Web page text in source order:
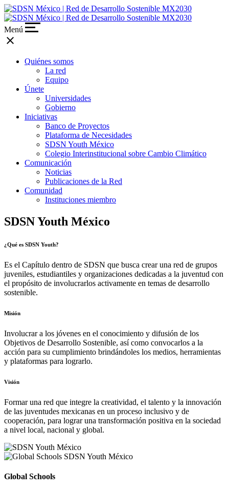
Menú
close
Quiénes somos
La red
Equipo
Únete
Universidades
Gobierno
Iniciativas
Banco de Proyectos
Plataforma de Necesidades
SDSN Youth México
Colegio Interinstitucional sobre Cambio Climático
Comunicación
Noticias
Publicaciones de la Red
Comunidad
Instituciones miembro
SDSN Youth México
¿Qué es SDSN Youth?
Es el Capítulo dentro de SDSN que busca crear una red de grupos
juveniles, estudiantiles y organizaciones dedicadas a la juventud con
el propósito de involucrarlos activamente en temas de desarrollo
sostenible.
Misión
Involucrar a los jóvenes en el conocimiento y difusión de los
Objetivos de Desarrollo Sostenible, así como convocarlos a la
acción para su cumplimiento brindándoles los medios, herramientas
y plataformas para lograrlo.
Visión
Formar una red que integre la creatividad, el talento y la innovación
de las juventudes mexicanas en un proceso inclusivo y de
cooperación, para lograr una transformación positiva en la sociedad
a nivel local, nacional y global.
Global Schools